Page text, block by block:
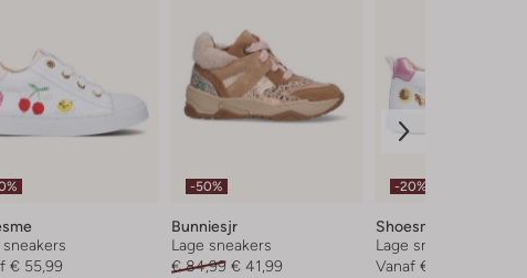
sneakers
€ 55,99
-50%
Bunniesjr
Lage sneakers
€ 84,99 € 41,99
-20%
Shoesme
Lage sneakers
Vanaf € 55,99